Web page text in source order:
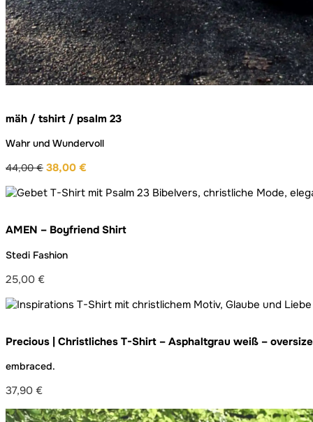
mäh / tshirt / psalm 23
Wahr und Wundervoll
44,00€
Preis
44,00 €
38,00 €
Preis
38,00 €.
AMEN – Boyfriend Shirt
Stedi Fashion
25,00 €
Precious | Christliches T-Shirt – Asphaltgrau weiß –
embraced.
37,90 €